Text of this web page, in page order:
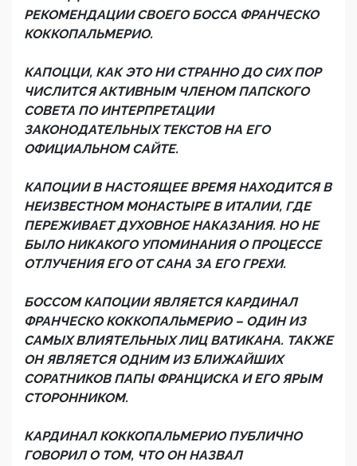
РЕКОМЕНДАЦИИ СВОЕГО БОССА ФРАНЧЕСКО
КОККОПАЛЬМЕРИО.
КАПОЦЦИ, КАК ЭТО НИ СТРАННО ДО СИХ ПОР
ЧИСЛИТСЯ АКТИВНЫМ ЧЛЕНОМ ПАПСКОГО
СОВЕТА ПО ИНТЕРПРЕТАЦИИ
ЗАКОНОДАТЕЛЬНЫХ ТЕКСТОВ НА ЕГО
ОФИЦИАЛЬНОМ САЙТЕ.
КАПОЦИИ В НАСТОЯЩЕЕ ВРЕМЯ НАХОДИТСЯ В
НЕИЗВЕСТНОМ МОНАСТЫРЕ В ИТАЛИИ, ГДЕ
ПЕРЕЖИВАЕТ ДУХОВНОЕ НАКАЗАНИЯ. НО НЕ
БЫЛО НИКАКОГО УПОМИНАНИЯ О ПРОЦЕССЕ
ОТЛУЧЕНИЯ ЕГО ОТ САНА ЗА ЕГО ГРЕХИ.
БОССОМ КАПОЦИИ ЯВЛЯЕТСЯ КАРДИНАЛ
ФРАНЧЕСКО КОККОПАЛЬМЕРИО – ОДИН ИЗ
САМЫХ ВЛИЯТЕЛЬНЫХ ЛИЦ ВАТИКАНА. ТАКЖЕ
ОН ЯВЛЯЕТСЯ ОДНИМ ИЗ БЛИЖАЙШИХ
СОРАТНИКОВ ПАПЫ ФРАНЦИСКА И ЕГО ЯРЫМ
СТОРОННИКОМ.
КАРДИНАЛ КОККОПАЛЬМЕРИО ПУБЛИЧНО
ГОВОРИЛ О ТОМ, ЧТО ОН НАЗВАЛ